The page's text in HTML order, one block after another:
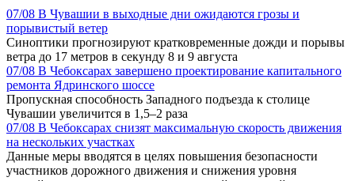
07/08 В Чувашии в выходные дни ожидаются грозы и
порывистый ветер
Синоптики прогнозируют кратковременные дожди и порывы
ветра до 17 метров в секунду 8 и 9 августа
07/08 В Чебоксарах завершено проектирование капитального
ремонта Ядринского шоссе
Пропускная способность Западного подъезда к столице
Чувашии увеличится в 1,5–2 раза
07/08 В Чебоксарах снизят максимальную скорость движения
на нескольких участках
Данные меры вводятся в целях повышения безопасности
участников дорожного движения и снижения уровня